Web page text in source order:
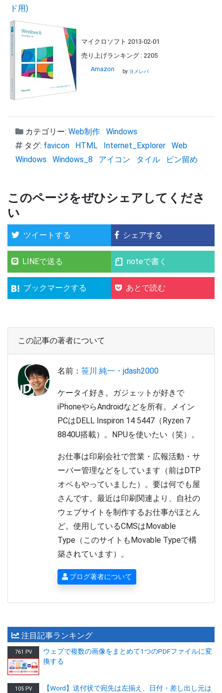
ド用)
マイクロソフト 2013-02-01
売り上げランキング : 2205
Amazon
by ヨメレバ
カテゴリー: Web制作
Windows
タグ: favicon HTML Internet_Explorer
Web
Windows
Windows_8 アイコン タイル ピン留め
このページをぜひシェアしてくださ
い
ツイートする シェアする
LINEで送る noteで書く
ブックマークする あとで読む
この記事の著者について
名前： 笹川 純一・jdash2000
ケータイ好き。ガジェットが好きで
iPhoneやらAndroidなどを所有。メイン
PCはDELL Inspiron 14 5447（Ryzen 7
8840U搭載）。NPUを使いたい（笑）。
お仕事は印刷会社で営業・広報活動・サ
ーバー管理などをしています（前はDTP
オペもやっていました）。要は何でも屋
さんです。最近は印刷関連より、自社の
ウェブサイトを制作するお仕事がほとん
ど。使用しているCMSはMovable
Type（このサイトもMovable Typeで構
築されています）。
ブログ著者について
注目記事ランキング
761 PV
ウェブで複数の画像をまとめて1つのPDFファイルに変
換する
105 PV
【Word】送付状で宛先は左揃え、日付・差し出し元は